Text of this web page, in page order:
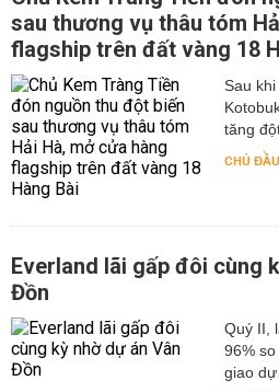
sau thương vụ thâu tóm
flagship trên đất vàng 18
Sau
tăng
CHỦ
Everland lãi gấp đôi cùng
Đồn
Quý II,
96%
giao dự